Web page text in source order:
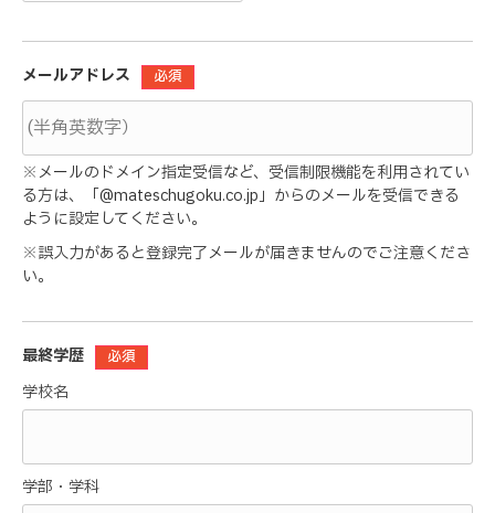
メールアドレス 必須
※メールのドメイン指定受信など、受信制限機能を利用されてい
る方は、「@mateschugoku.co.jp」からのメールを受信できる
ように設定してください。
※誤入力があると登録完了メールが届きませんのでご注意くださ
い。
最終学歴 必須
学校名
学部・学科